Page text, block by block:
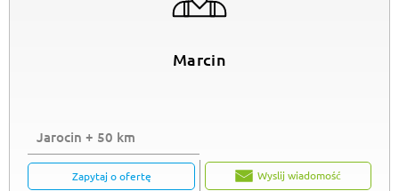
Marcin
Jarocin + 50 km
Zapytaj o ofertę Wyslij wiadomość